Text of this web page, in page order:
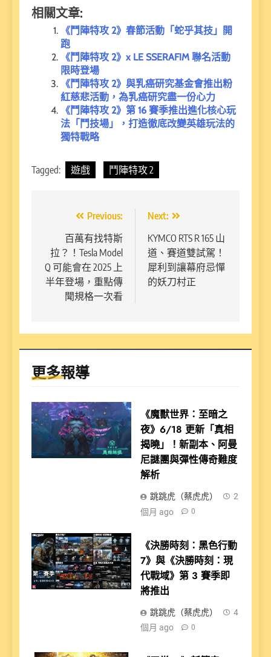
相關文章:
《鬥陣特攻 2》春節活動「蛇乎其技」開
跑
《鬥陣特攻 2》x LE SSERAFIM 聯名活動
限時登場
《鬥陣特攻 2》與乳癌研究基金會推出粉
紅慈悲活動，為乳癌研究盡一份心力
《鬥陣特攻 2》第 16 賽季推出進化核心玩
法「鬥技場」，打造徹底改變英雄玩法的
獨特戰略
Tagged: 遊戲 鬥陣特攻 2
導
覽
Previous:
百萬有找特斯
拉？！Tesla Model
Q 可能會在 2025 上
半年登場，重點傳
聞規格一次看
Next:
KYMCO RTS R 165 山
道、賽道雙試駕！
犀利到讓幕府忌憚
的妖刀村正
更多報導
《魔獸世界：至暗之
夜》6/18 更新「真相
揭曉」！新副本、阿曼
尼謎團與彈性傳奇難度
解析
跳跳虎（蔡虎虎）
2
個月 ago
0
《決勝時刻：黑色行動
7》與《決勝時刻：現
代戰域》第 3 賽季即
將推出
跳跳虎（蔡虎虎）
4
個月 ago
0